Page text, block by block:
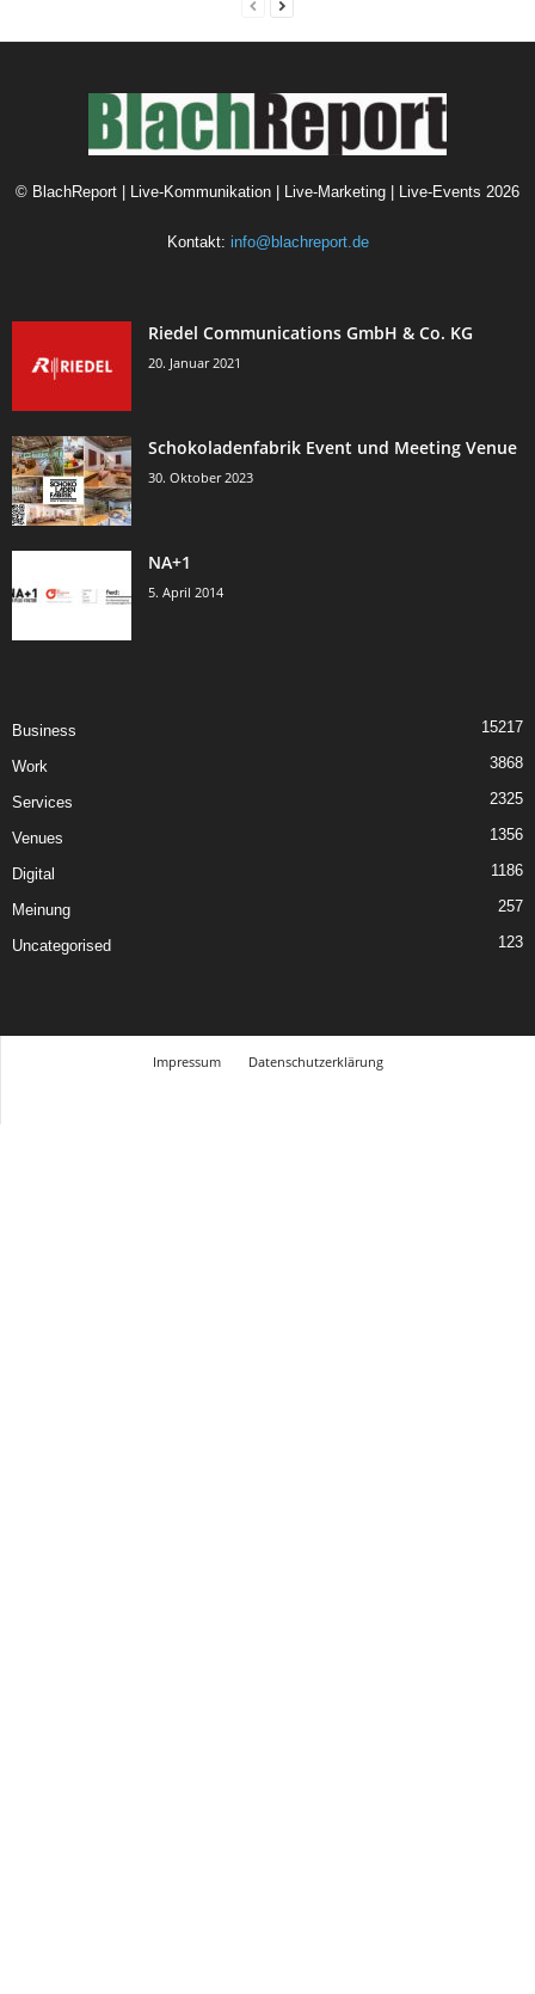
© BlachReport | Live-Kommunikation | Live-Marketing | Live-Events 2026
Kontakt: info@blachreport.de
Riedel Communications GmbH & Co. KG
20. Januar 2021
Schokoladenfabrik Event und Meeting Venue
30. Oktober 2023
NA+1
5. April 2014
Business 15217
Work 3868
Services 2325
Venues 1356
Digital 1186
Meinung 257
Uncategorised 123
Impressum
Datenschutzerklärung